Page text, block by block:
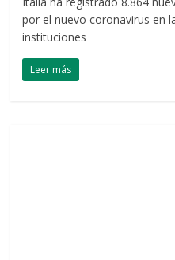
por el nuevo coronavirus en
instituciones
Leer más